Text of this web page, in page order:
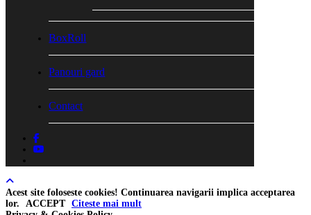
BoxRoll
Panouri gard
Contact
facebook
youtube
Acest site foloseste cookies! Continuarea navigarii implica acceptarea
lor.
ACCEPT Citeste mai mult